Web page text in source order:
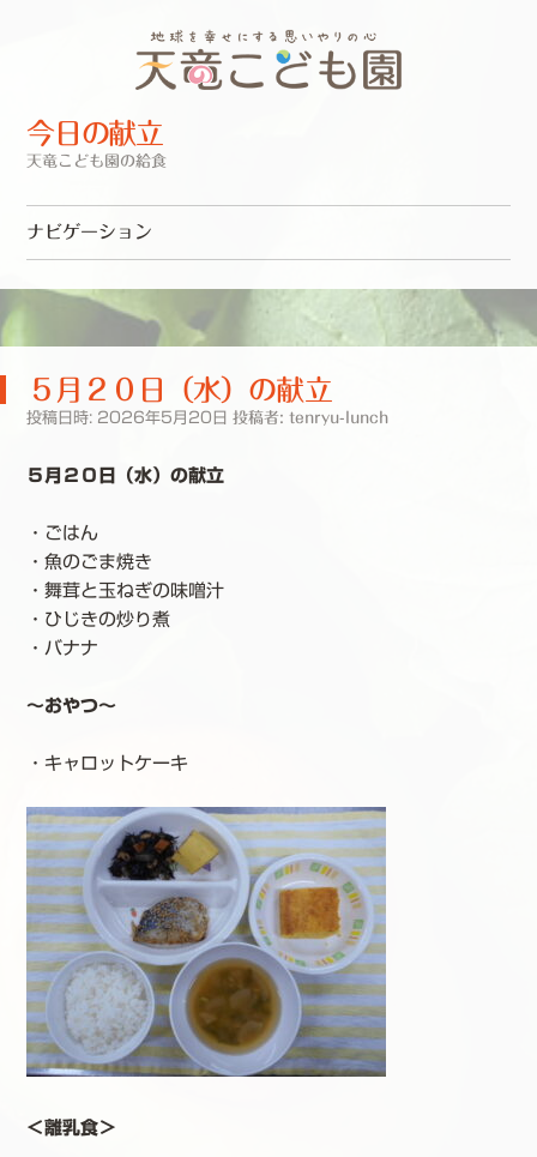
今日の献立
天竜こども園の給食
ナビゲーション
５月２０日（水）の献立
投稿日時: 2026年5月20日 投稿者: tenryu-lunch
５月２０日（水）の献立
・ごはん
・魚のごま焼き
・舞茸と玉ねぎの味噌汁
・ひじきの炒り煮
・バナナ
～おやつ～
・キャロットケーキ
＜離乳食＞